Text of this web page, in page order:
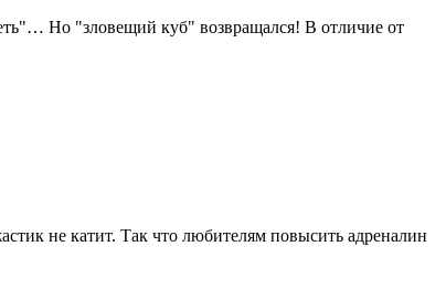
Но "зловещий куб" возвращался! В отличие от
не катит. Так что любителям повысить адреналин